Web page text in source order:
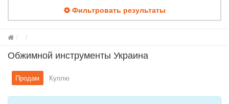
Фильтровать результаты
Обжимной инструменты Украина
Продам Куплю